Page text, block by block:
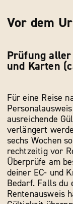
Vor dem
Prüfung
und Karten
Für eine Reise
ausreichende
verlängert
sechs Wochen
rechtzeitig vor
Überprüfe am
deiner EC- und
Bedarf. Falls du
Rentenausweis